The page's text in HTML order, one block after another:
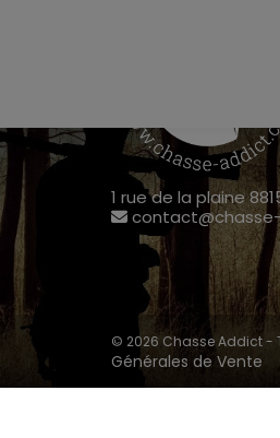
1 rue de la plaine
© 2026 Chasse Addict -
Générales de Vente